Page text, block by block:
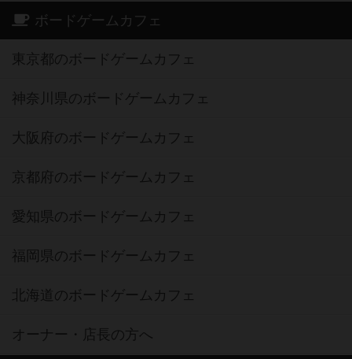
ボードゲームカフェ
東京都のボードゲームカフェ
神奈川県のボードゲームカフェ
大阪府のボードゲームカフェ
京都府のボードゲームカフェ
愛知県のボードゲームカフェ
福岡県のボードゲームカフェ
北海道のボードゲームカフェ
オーナー・店長の方へ